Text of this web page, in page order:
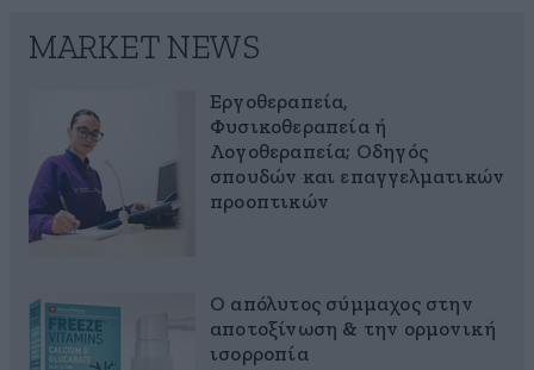
MARKET NEWS
Εργοθεραπεία,
Φυσικοθεραπεία ή
Λογοθεραπεία; Οδηγός
σπουδών και επαγγελματικών
προοπτικών
Ο απόλυτος σύμμαχος στην
αποτοξίνωση & την ορμονική
ισορροπία